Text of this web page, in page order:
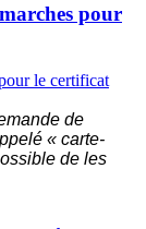
pour
de
« carte-
de les